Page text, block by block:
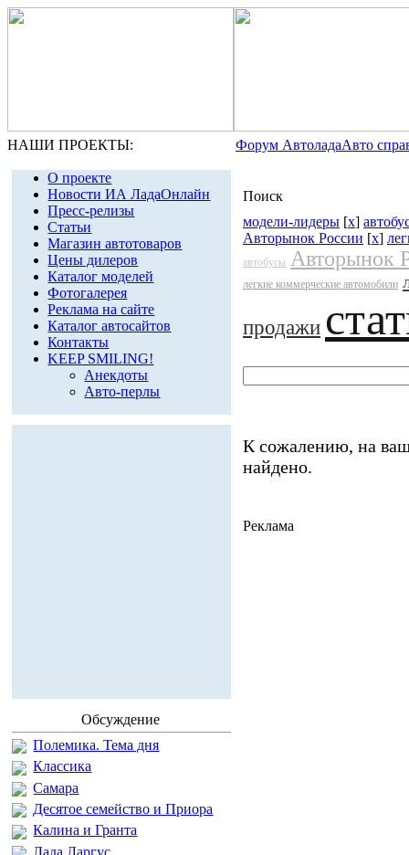
НАШИ ПРОЕКТЫ: Форум АвтоладаАвто
О проекте
Новости ИА ЛадаОнлайн
Пресс-релизы
Статьи
Магазин автотоваров
Цены дилеров
Каталог моделей
Фотогалерея
Реклама на сайте
Каталог автосайтов
Контакты
KEEP SMILING!
Анекдоты
Авто-перлы
Обсуждение
Полемика. Тема дня
Классика
Самара
Десятое семейство и Приора
Калина и Гранта
Лада Ларгус
Поиск
модели-лидеры [x]
Авторынок России [x]
автобусы Авторынок
легкие коммерческие автомобили
продажи
К сожалению, на
найдено.
Реклама